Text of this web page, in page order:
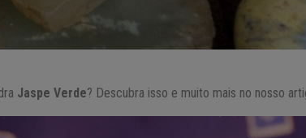
Jaspe Verde? Descubra isso e muito mais no nosso